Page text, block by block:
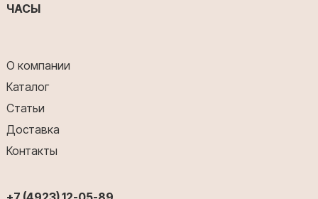
ЧАСЫ
О компании
Каталог
Статьи
Доставка
Контакты